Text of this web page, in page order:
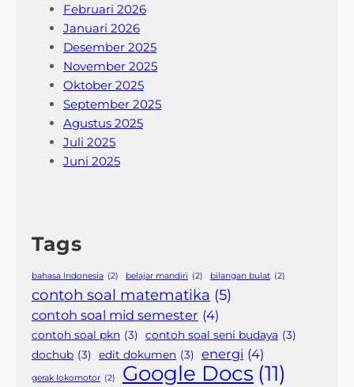
Februari 2026
Januari 2026
Desember 2025
November 2025
Oktober 2025
September 2025
Agustus 2025
Juli 2025
Juni 2025
Tags
bahasa Indonesia (2) belajar mandiri (2) bilangan bulat (2)
contoh soal matematika (5)
contoh soal mid semester (4)
contoh soal pkn (3) contoh soal seni budaya (3)
dochub (3) edit dokumen (3) energi (4)
gerak lokomotor (2) Google Docs (11)